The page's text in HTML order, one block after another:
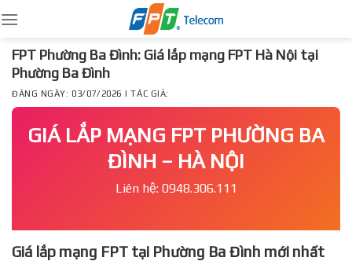
to
content
FPT Phường Ba Đình: Giá lắp mạng FPT Hà Nội tại
Phường Ba Đình
ĐĂNG NGÀY: 03/07/2026 | TÁC GIẢ:
GIÁ LẮP MẠNG FPT PHƯỜNG BA
ĐÌNH – HÀ NỘI
Liên hệ: 0948.306.111
Giá lắp mạng FPT tại Phường Ba Đình mới nhất